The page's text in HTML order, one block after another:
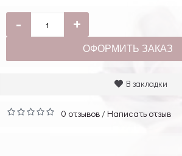
- +
ОФОРМИТЬ ЗАКАЗ
В закладки
0 отзывов/ Написать отзыв